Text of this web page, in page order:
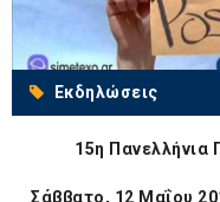
Εκδηλώσεις
15η Πανελλήνια
Σάββατο, 12 Μαΐου